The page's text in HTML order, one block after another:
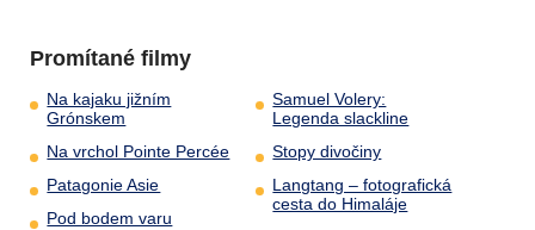
Promítané filmy
Na kajaku jižním
Grónskem
Na vrchol Pointe Percée
Patagonie Asie
Pod bodem varu
Samuel Volery:
Legenda slackline
Stopy divočiny
Langtang – fotografická
cesta do Himaláje